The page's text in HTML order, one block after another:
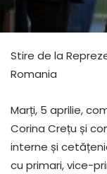
Stire de la
Romania
Marți, 5 aprilie,
Corina Crețu și
interne și
cu primari, vice-